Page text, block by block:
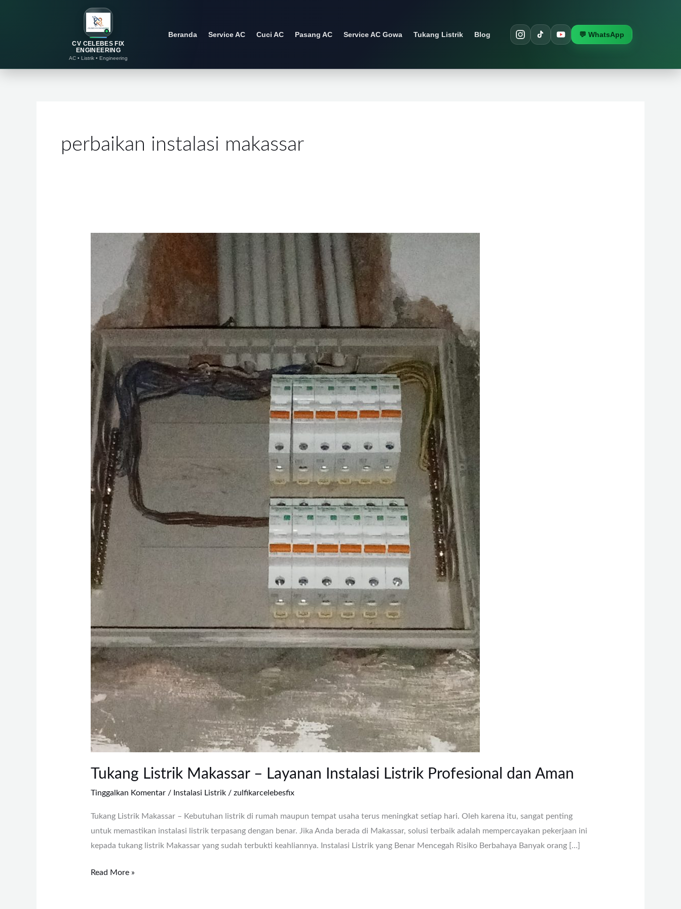
CV CELEBES FIX
ENGINEERING
AC • Listrik • Engineering
Beranda Service AC Cuci AC Pasang AC Service AC Gowa Tukang Listrik Blog 💬 WhatsApp
perbaikan instalasi makassar
Tukang Listrik Makassar – Layanan Instalasi Listrik Profesional dan Aman
Tinggalkan Komentar / Instalasi Listrik/ zulfikarcelebesfix
Tukang Listrik Makassar – Kebutuhan listrik di rumah maupun tempat usaha terus meningkat setiap hari. Oleh karena itu, sangat penting
untuk memastikan instalasi listrik terpasang dengan benar. Jika Anda berada di Makassar, solusi terbaik adalah mempercayakan pekerjaan ini
kepada tukang listrik Makassar yang sudah terbukti keahliannya. Instalasi Listrik yang Benar Mencegah Risiko Berbahaya Banyak orang […]
Layanan
Instalasi
Listrik
Profesional
dan
Aman
Read More »